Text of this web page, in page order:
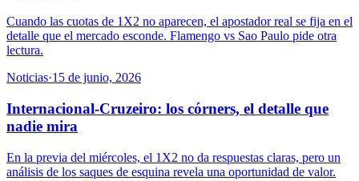
Cuando las cuotas de 1X2 no aparecen, el apostador real se fija en el
detalle que el mercado esconde. Flamengo vs Sao Paulo pide otra
lectura.
Noticias·15 de junio, 2026
Internacional-Cruzeiro: los córners, el detalle que
nadie mira
En la previa del miércoles, el 1X2 no da respuestas claras, pero un
análisis de los saques de esquina revela una oportunidad de valor.